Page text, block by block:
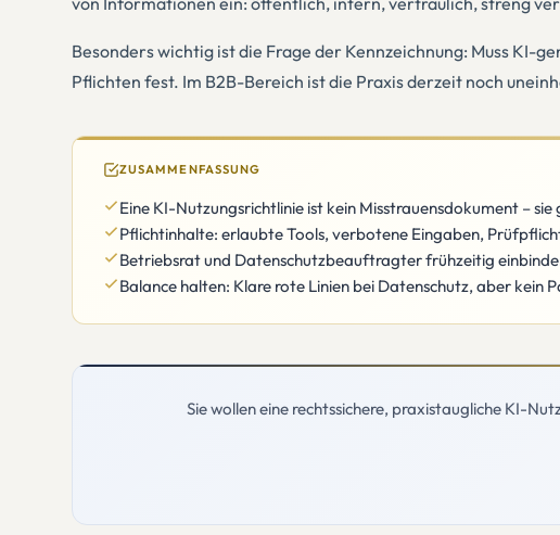
Besonders wichtig ist die Frage der Kennzeichnung: Muss KI-
Pflichten fest. Im B2B-Bereich ist die Praxis derzeit noch
ZUSAMMENFASSUNG
Eine KI-Nutzungsrichtlinie ist kein Misstrauensdokument –
Pflichtinhalte: erlaubte Tools, verbotene Eingaben,
Betriebsrat und Datenschutzbeauftragter frühzeitig
Balance halten: Klare rote Linien bei Datenschutz, aber kein
Sie wollen eine rechtssichere, praxistaugliche KI-